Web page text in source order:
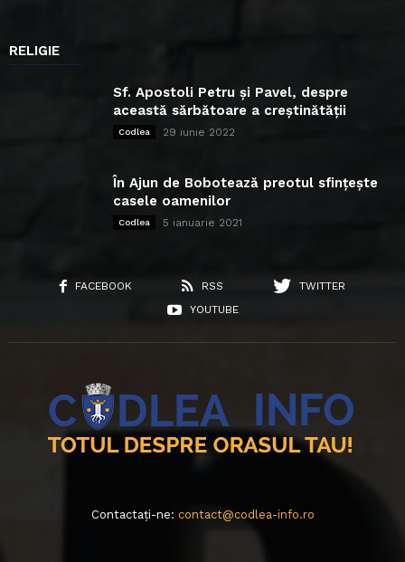
RELIGIE
Sf. Apostoli Petru și Pavel, despre
această sărbătoare a creștinătății
Codlea 29 iunie 2022
În Ajun de Bobotează preotul sfințește
casele oamenilor
Codlea 5 ianuarie 2021
FACEBOOK RSS
TWITTER
YOUTUBE
Contactați-ne: contact@codlea-info.ro